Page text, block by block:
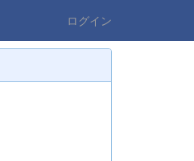
ログイン